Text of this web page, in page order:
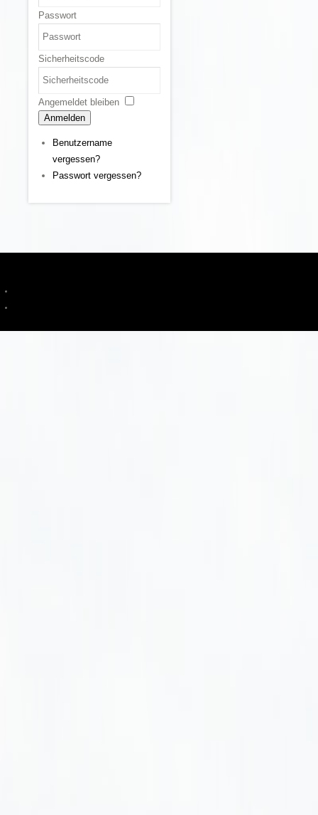
Passwort
Sicherheitscode
Angemeldet bleiben
Anmelden
Benutzername
vergessen?
Passwort vergessen?